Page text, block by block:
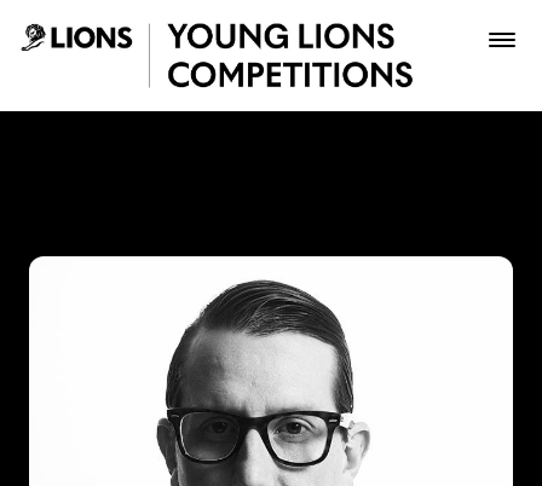
Saltar al contenido principal
Inscribir
Boletería